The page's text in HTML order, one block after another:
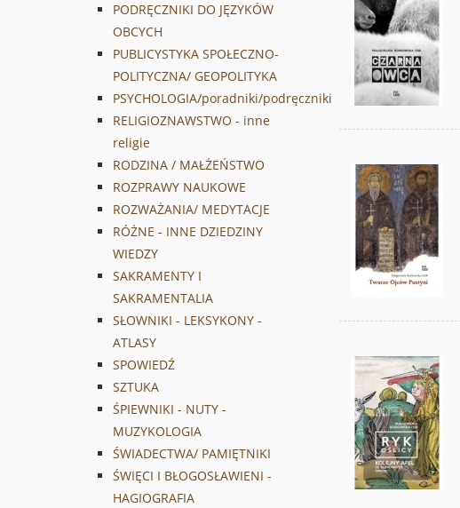
PODRĘCZNIKI DO JĘZYKÓW
OBCYCH
PUBLICYSTYKA SPOŁECZNO-
POLITYCZNA/ GEOPOLITYKA
PSYCHOLOGIA/poradniki/podręczniki
RELIGIOZNAWSTWO - inne
religie
RODZINA / MAŁŻEŃSTWO
ROZPRAWY NAUKOWE
ROZWAŻANIA/ MEDYTACJE
RÓŻNE - INNE DZIEDZINY
WIEDZY
SAKRAMENTY I
SAKRAMENTALIA
SŁOWNIKI - LEKSYKONY -
ATLASY
SPOWIEDŹ
SZTUKA
ŚPIEWNIKI - NUTY -
MUZYKOLOGIA
ŚWIADECTWA/ PAMIĘTNIKI
ŚWIĘCI I BŁOGOSŁAWIENI -
HAGIOGRAFIA